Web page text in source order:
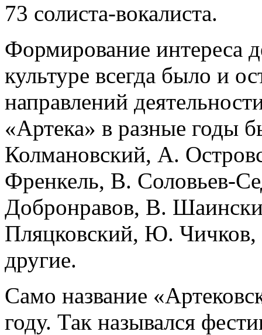
73 солиста-вокалиста.
Формирование интереса
культуре всегда было и
направлений
«Артека» в разные годы
Колмановский, А.
Френкель, В. Соловьев-
Добронравов, В.
Пляцковский, Ю.
другие.
Само название
году. Так назывался